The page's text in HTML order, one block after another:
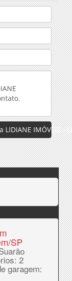
IMÓVEIS -
SP
2
garagem: